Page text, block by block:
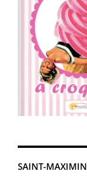
SAINT-MAXIMIN